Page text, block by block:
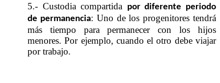
5.- Custodia compartida por diferente periodo
de permanencia: Uno de los progenitores tendrá
más tiempo para permanecer con los hijos
menores. Por ejemplo, cuando el otro debe viajar
por trabajo.